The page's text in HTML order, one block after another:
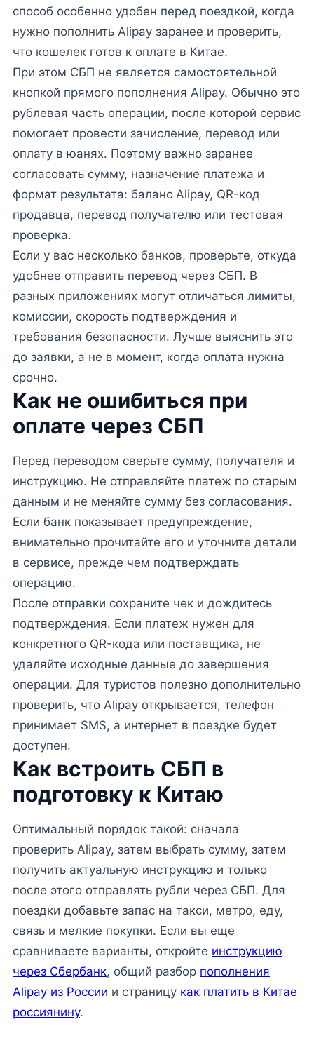
способ особенно удобен перед поездкой, когда
нужно пополнить Alipay заранее и проверить,
что кошелек готов к оплате в Китае.
При этом СБП не является самостоятельной
кнопкой прямого пополнения Alipay. Обычно это
рублевая часть операции, после которой сервис
помогает провести зачисление, перевод или
оплату в юанях. Поэтому важно заранее
согласовать сумму, назначение платежа и
формат результата: баланс Alipay, QR-код
продавца, перевод получателю или тестовая
проверка.
Если у вас несколько банков, проверьте, откуда
удобнее отправить перевод через СБП. В
разных приложениях могут отличаться лимиты,
комиссии, скорость подтверждения и
требования безопасности. Лучше выяснить это
до заявки, а не в момент, когда оплата нужна
срочно.
Как не ошибиться при
оплате через СБП
Перед переводом сверьте сумму, получателя и
инструкцию. Не отправляйте платеж по старым
данным и не меняйте сумму без согласования.
Если банк показывает предупреждение,
внимательно прочитайте его и уточните детали
в сервисе, прежде чем подтверждать
операцию.
После отправки сохраните чек и дождитесь
подтверждения. Если платеж нужен для
конкретного QR-кода или поставщика, не
удаляйте исходные данные до завершения
операции. Для туристов полезно дополнительно
проверить, что Alipay открывается, телефон
принимает SMS, а интернет в поездке будет
доступен.
Как встроить СБП в
подготовку к Китаю
Оптимальный порядок такой: сначала
проверить Alipay, затем выбрать сумму, затем
получить актуальную инструкцию и только
после этого отправлять рубли через СБП. Для
поездки добавьте запас на такси, метро, еду,
связь и мелкие покупки. Если вы еще
сравниваете варианты, откройте инструкцию
через Сбербанк, общий разбор пополнения
Alipay из России и страницу как платить в Китае
россиянину.